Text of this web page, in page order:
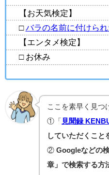
【お天気検定】
□ バラの名前に付けら
【エンタメ検定】
□ お休み
ここを素早く見つ
①「 見聞録
していただくこと
②Googleなどの
章」で検索する方